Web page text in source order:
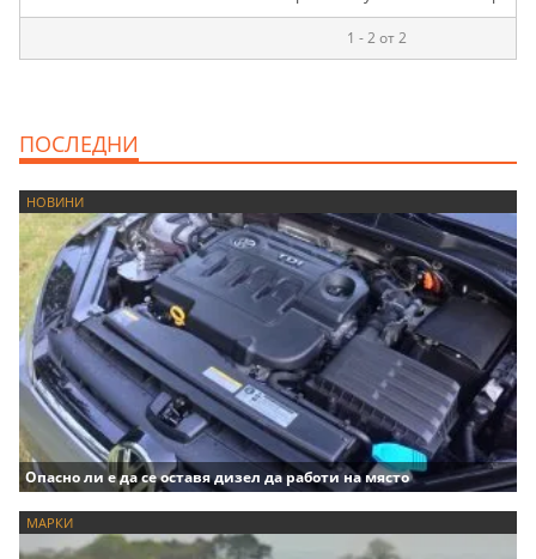
1 - 2 от 2
ПОСЛЕДНИ
НОВИНИ
Опасно ли е да се оставя дизел да работи на място
МАРКИ